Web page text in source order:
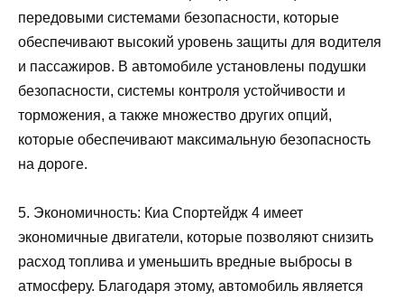
передовыми системами безопасности, которые
обеспечивают высокий уровень защиты для водителя
и пассажиров. В автомобиле установлены подушки
безопасности, системы контроля устойчивости и
торможения, а также множество других опций,
которые обеспечивают максимальную безопасность
на дороге.
5. Экономичность: Киа Спортейдж 4 имеет
экономичные двигатели, которые позволяют снизить
расход топлива и уменьшить вредные выбросы в
атмосферу. Благодаря этому, автомобиль является